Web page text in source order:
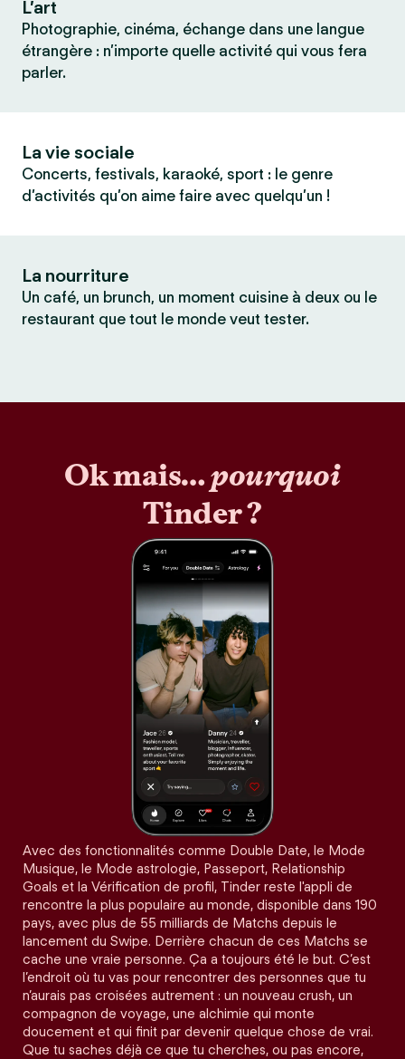
L’art
Photographie, cinéma, échange dans une langue
étrangère : n’importe quelle activité qui vous fera
parler.
La vie sociale
Concerts, festivals, karaoké, sport : le genre
d’activités qu’on aime faire avec quelqu’un !
La nourriture
Un café, un brunch, un moment cuisine à deux ou le
restaurant que tout le monde veut tester.
Ok mais…pourquoi
Tinder ?
Avec des fonctionnalités comme Double Date, le Mode
Musique, le Mode astrologie, Passeport, Relationship
Goals et la Vérification de profil, Tinder reste l'appli de
rencontre la plus populaire au monde, disponible dans 190
pays, avec plus de 55 milliards de Matchs depuis le
lancement du Swipe. Derrière chacun de ces Matchs se
cache une vraie personne. Ça a toujours été le but. C’est
l’endroit où tu vas pour rencontrer des personnes que tu
n’aurais pas croisées autrement : un nouveau crush, un
compagnon de voyage, une alchimie qui monte
doucement et qui finit par devenir quelque chose de vrai.
Que tu saches déjà ce que tu cherches, ou pas encore,